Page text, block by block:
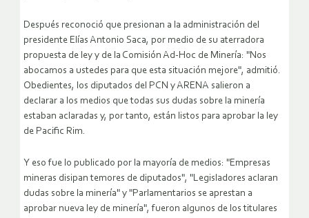
Después reconoció que presionan a la administración del
presidente Elías Antonio Saca, por medio de su aterradora
propuesta de ley y de la Comisión Ad-Hoc de Minería: "Nos
abocamos a ustedes para que esta situación mejore", admitió.
Obedientes, los diputados del PCN y ARENA salieron a
declarar a los medios que todas sus dudas sobre la minería
estaban aclaradas y, por tanto, están listos para aprobar la ley
de Pacific Rim.
Y eso fue lo publicado por la mayoría de medios: "Empresas
mineras disipan temores de diputados", "Legisladores aclaran
dudas sobre la minería" y "Parlamentarios se aprestan a
aprobar nueva ley de minería", fueron algunos de los titulares